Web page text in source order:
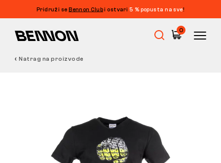
Pridruži seBennon Clubi ostvari 5 % popusta na sve!
0
Natrag na proizvode